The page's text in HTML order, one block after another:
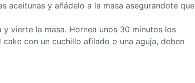
aceitunas y añádelo a la masa asegurandote que
y vierte la masa. Hornea unos 30 minutos los
con un cuchillo afilado o una aguja, deben